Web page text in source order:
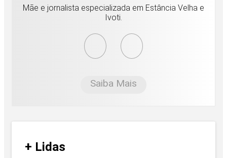
Mãe e jornalista especializada em Estância Velha e
Ivoti.
Saiba Mais
+ Lidas